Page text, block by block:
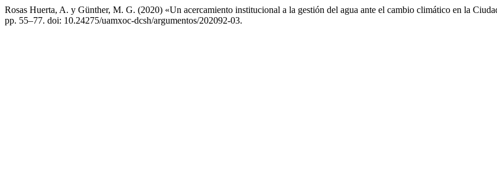
Rosas Huerta, A. y Günther, M. G. (2020) «Un acercamiento institucional a la gestión del agua ante el cambio climático en la
pp. 55–77. doi: 10.24275/uamxoc-dcsh/argumentos/202092-03.